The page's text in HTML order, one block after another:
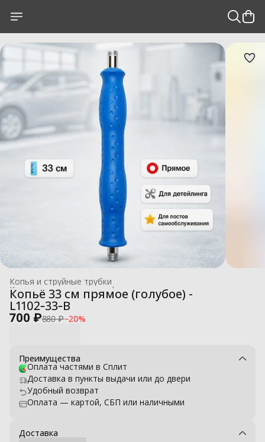
Копья и струйные трубки
Комплектующие для профессиональных моек высокого
Главная ›
Копьё 33 см прямое (голубое) -
L1102‑33‑B
700 ₽880 ₽−20%
Преимущества
Оплата частями в Сплит
Доставка в пункты выдачи или до двери
Удобный возврат
Оплата — картой, СБП или наличными
Доставка